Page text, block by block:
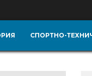
СПОРТНО-